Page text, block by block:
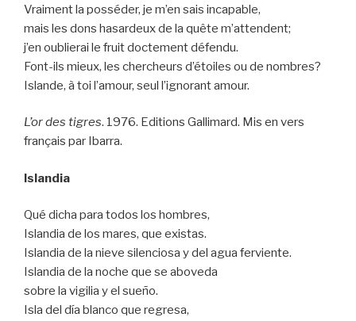
Vraiment la posséder, je m’en sais incapable,
mais les dons hasardeux de la quête m’attendent;
j’en oublierai le fruit doctement défendu.
Font-ils mieux, les chercheurs d’étoiles ou de nombres?
Islande, à toi l’amour, seul l’ignorant amour.
L’or des tigres. 1976. Editions Gallimard. Mis en vers
français par Ibarra.
Islandia
Qué dicha para todos los hombres,
Islandia de los mares, que existas.
Islandia de la nieve silenciosa y del agua ferviente.
Islandia de la noche que se aboveda
sobre la vigilia y el sueño.
Isla del día blanco que regresa,